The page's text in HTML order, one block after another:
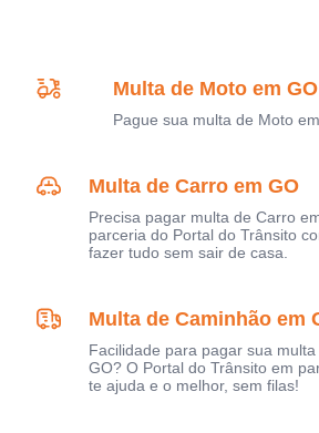
Multa de Moto em GO
Pague sua multa de Moto
Multa de Carro em GO
Precisa pagar multa de Carro
parceria do Portal do Trânsito
fazer tudo sem sair de casa.
Multa de Caminhão em
Facilidade para pagar sua
GO? O Portal do Trânsito em
te ajuda e o melhor, sem filas!